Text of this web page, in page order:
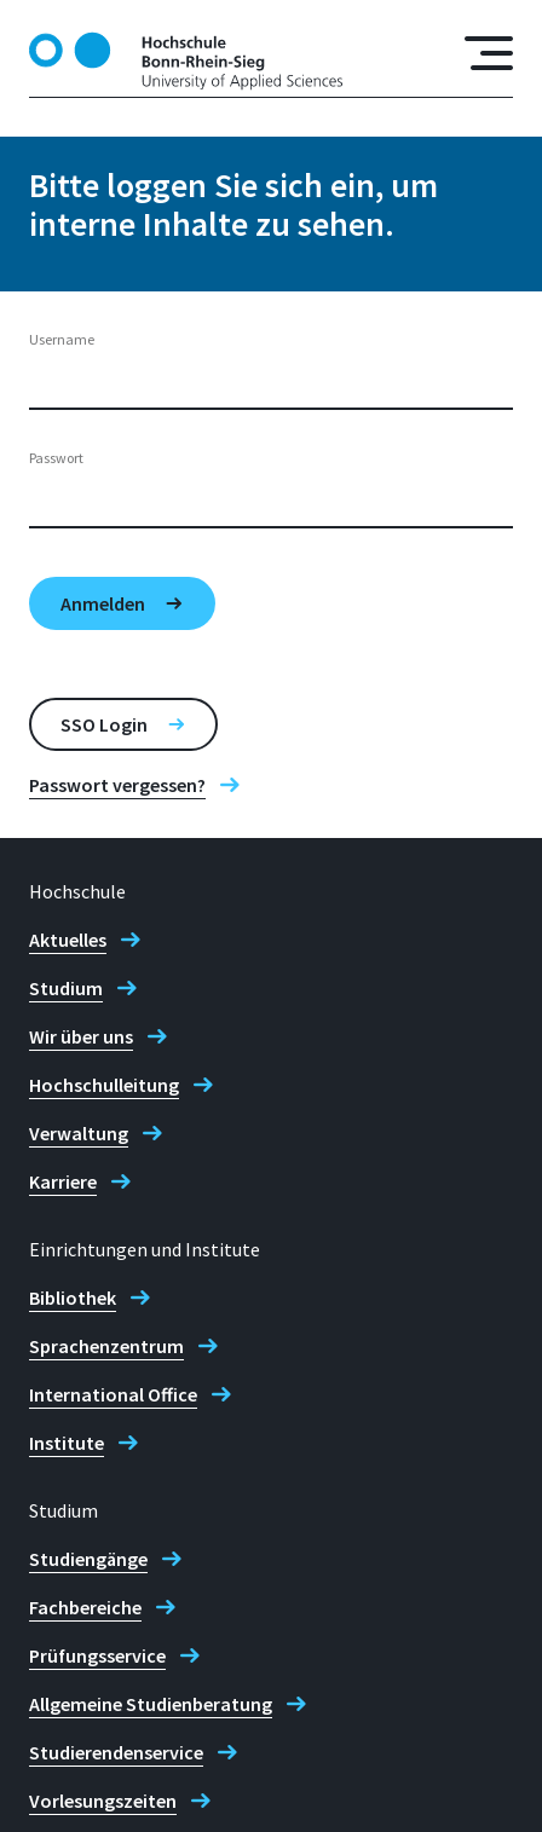
k
Bitte loggen Sie sich ein, um
interne Inhalte zu sehen.
Username
Passwort
SSO Login
Passwort vergessen?
Hochschule
Aktuelles
Studium
Wir über uns
Hochschulleitung
Verwaltung
Karriere
Einrichtungen und Institute
Bibliothek
Sprachenzentrum
International Office
Institute
Studium
Studiengänge
Fachbereiche
Prüfungsservice
Allgemeine Studienberatung
Studierendenservice
Vorlesungszeiten